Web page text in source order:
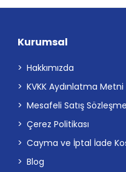
Kurumsal
Hakkımızda
KVKK Aydınlatma Metni
Mesafeli Satış
Çerez Politikası
Cayma ve İptal İade
Blog